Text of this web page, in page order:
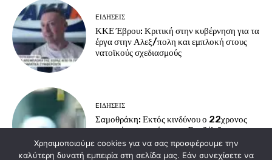
EΙΔΗΣΕΙΣ
ΚΚΕ Έβρου: Κριτική στην κυβέρνηση για τα
έργα στην Αλεξ/πολη και εμπλοκή στους
νατοϊκούς σχεδιασμούς
EΙΔΗΣΕΙΣ
Σαμοθράκη: Εκτός κινδύνου ο 22χρονος
που υπέστη εγκαύματα – Σε εξέλιξη η
διερεύνηση του ατυχήματος
Χρησιμοποιούμε cookies για να σας προσφέρουμε την
καλύτερη δυνατή εμπειρία στη σελίδα μας. Εάν συνεχίσετε να